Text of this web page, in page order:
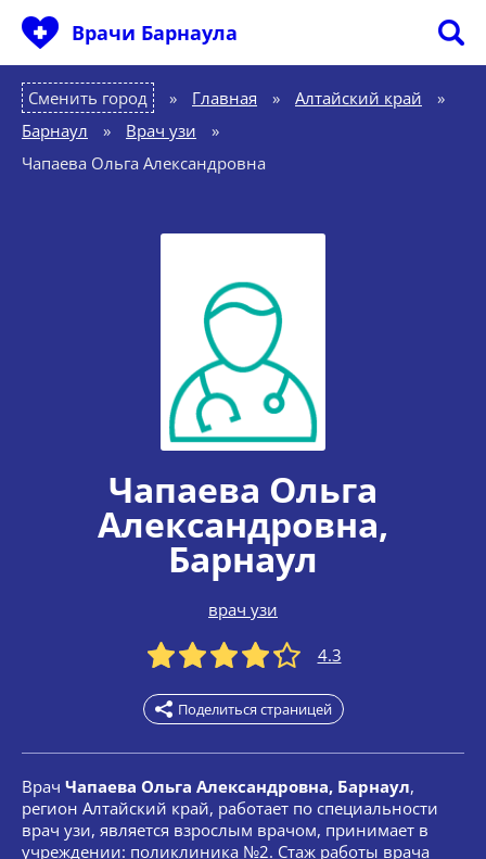
Врачи Барнаула
Сменить город Главная » Алтайский край
»
Барнаул
» Врач узи
»
Чапаева Ольга Александровна
Чапаева Ольга
Александровна,
Барнаул
врач узи
4.3
Поделиться страницей
Врач Чапаева Ольга Александровна, Барнаул,
регион Алтайский край, работает по специальности
врач узи, является взрослым врачом, принимает в
учреждении: поликлиника №2. Стаж работы врача